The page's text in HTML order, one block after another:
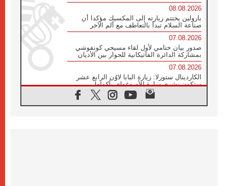
08.08.2026
بارولين يختتم زيارته إلى المكسيك مؤكدا أن
صناعة السلام تبدأ بالتعاطف مع ألم الآخر
07.08.2026
صدور بيان ختامي لأول لقاء مسيحي كونفوشي
بمشاركة الدائرة الفاتيكانية للحوار بين الأديان
07.08.2026
الكاردينال ستورلا: زيارة البابا لاوُن الرابع عشر
ستكون بشرى سارة للأوروغواي بأكملها
الفاتيكان يعلن برنامج الزيارة الرسولية للبابا لاوُن